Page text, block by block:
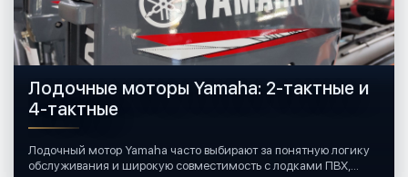
Лодочные моторы Yamaha: 2-тактные и
4-тактные
Лодочный мотор Yamaha часто выбирают за понятную логику
обслуживания и широкую совместимость с лодками ПВХ,